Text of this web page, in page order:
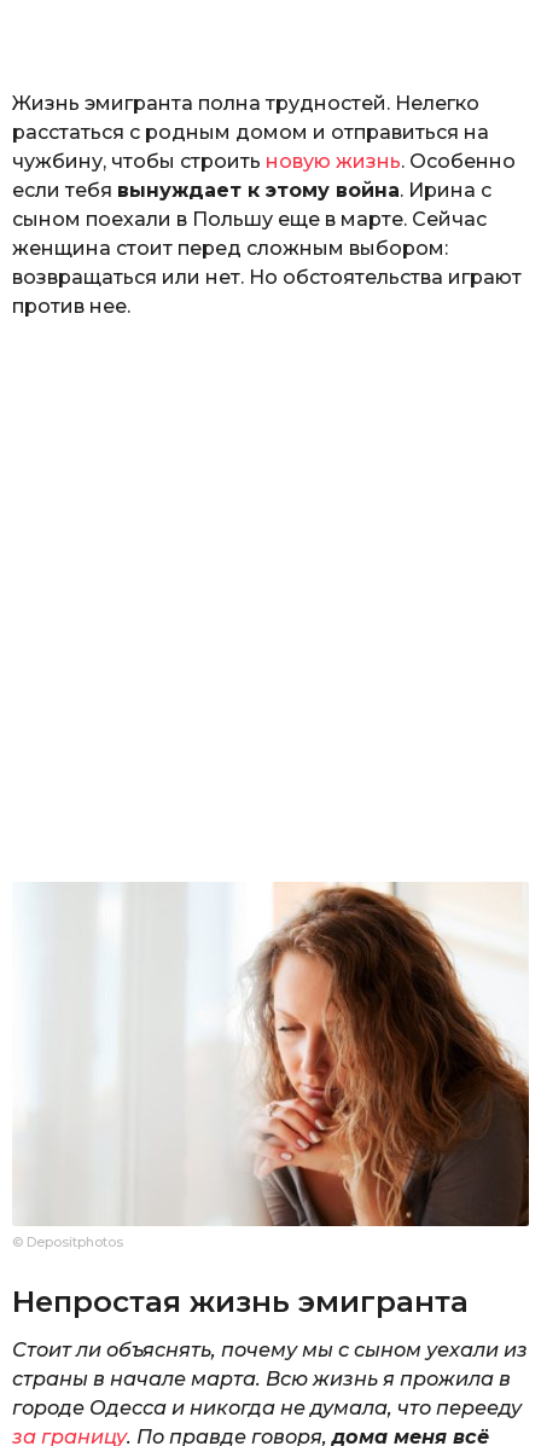
р
к
а
л
ю
к
Жизнь эмигранта полна трудностей. Нелегко
расстаться с родным домом и отправиться на
чужбину, чтобы строить новую жизнь. Особенно
если тебя вынуждает к этому война. Ирина с
сыном поехали в Польшу еще в марте. Сейчас
женщина стоит перед сложным выбором:
возвращаться или нет. Но обстоятельства играют
против нее.
© Depositphotos
Непростая жизнь эмигранта
Стоит ли объяснять, почему мы с сыном уехали из
страны в начале марта. Всю жизнь я прожила в
городе Одесса и никогда не думала, что перееду
за границу. По правде говоря,дома меня всё